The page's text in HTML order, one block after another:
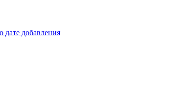
дате добавления